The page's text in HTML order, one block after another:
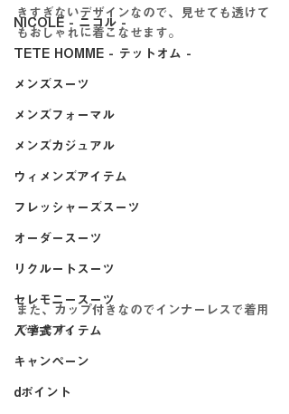
NICOLE - ニコル -
TETE HOMME - テットオム -
メンズスーツ
メンズフォーマル
メンズカジュアル
ウィメンズアイテム
フレッシャーズスーツ
オーダースーツ
リクルートスーツ
セレモニースーツ
入学式アイテム
キャンペーン
dポイント
きすぎないデザインなので、見せても透けて
もおしゃれに着こなせます。
また、カップ付きなのでインナーレスで着用
できます。